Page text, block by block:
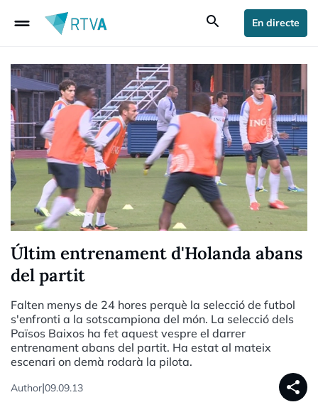
drag_handle search En directe
Últim entrenament d'Holanda abans
del partit
Falten menys de 24 hores perquè la selecció de futbol
s'enfronti a la sotscampiona del món. La selecció dels
Països Baixos ha fet aquest vespre el darrer
entrenament abans del partit. Ha estat al mateix
escenari on demà rodarà la pilota.
Author|09.09.13 share